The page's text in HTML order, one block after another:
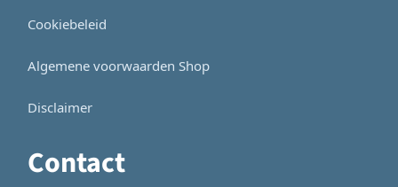
Cookiebeleid
Algemene voorwaarden Shop
Disclaimer
Contact